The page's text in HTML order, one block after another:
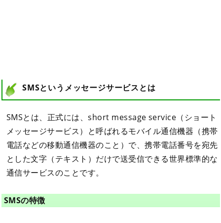
SMSというメッセージサービスとは
SMSとは、正式には、short message service（ショート
メッセージサービス）と呼ばれるモバイル通信機器（携帯
電話などの移動通信機器のこと）で、携帯電話番号を宛先
とした文字（テキスト）だけで送受信できる世界標準的な
通信サービスのことです。
SMSの特徴